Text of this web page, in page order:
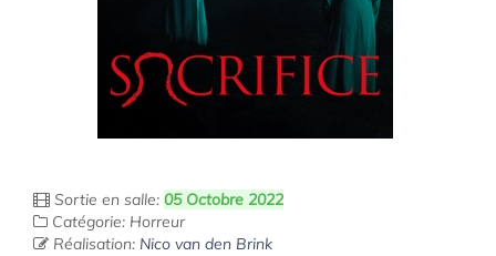
Sortie en salle: 05 Octobre 2022
Catégorie: Horreur
Réalisation: Nico van den Brink